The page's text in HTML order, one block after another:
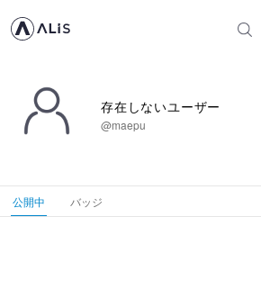
存在しないユーザー
@maepu
公開中 バッジ